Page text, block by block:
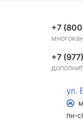
+7
+7
ул.
пн-